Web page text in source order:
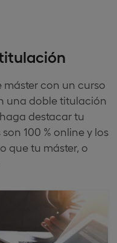
máster con un curso
una doble titulación
destacar tu
100 % online y los
que tu máster, o